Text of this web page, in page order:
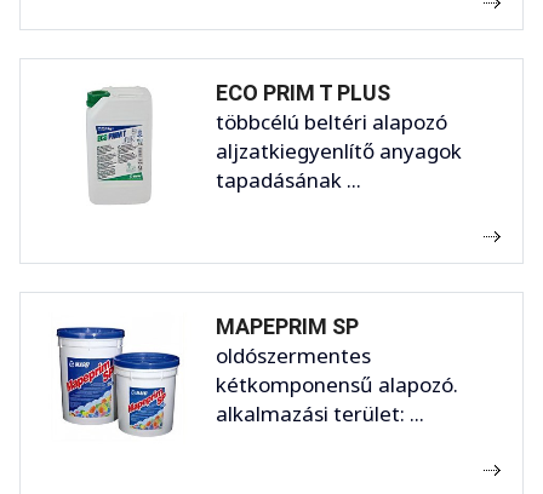
ECO PRIM T PLUS
többcélú beltéri alapozó
aljzatkiegyenlítő anyagok
tapadásának ...
MAPEPRIM SP
oldószermentes
kétkomponensű alapozó.
alkalmazási terület: ...